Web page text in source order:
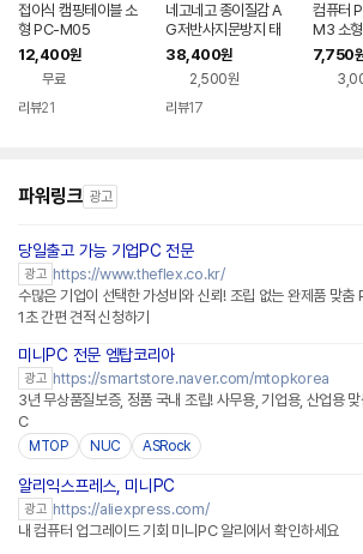
접이식 캠핑테이블 소
형 PC-M05
12,400원
무료
리뷰21
네고네고 종이질감 A
G저반사지문방지 태
블릿 액정보호필름 갤
럭시탭 S11 S10 S9 S
8 S7 S6 FE 플러스 울
트라 아이패드 프로 에
38,400원
2,500원
리뷰17
컴퓨터
M3 소형
트
7,750
파워링크 광고
당일출고 가능 기업PC 전문
광고 https://www.theflex.co.kr/
수많은 기업이 선택한 가성비와 신뢰! 조립 없는 완제품 맞춤
1초 간편 견적 신청하기
미니PC 전문 엠탑코리아
광고 https://smartstore.naver.com/mtopkorea
3년 무상품질보증, 정품 국내 조립! 사무용, 기업용, 산업용
C
MTOP NUC ASRock
알리익스프레스, 미니PC
광고 https://aliexpress.com/
내 컴퓨터 업그레이드 기회 미니PC 알리에서 확인하세요